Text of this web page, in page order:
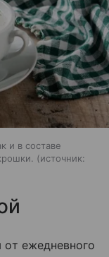
и в составе
источник:
ежедневного